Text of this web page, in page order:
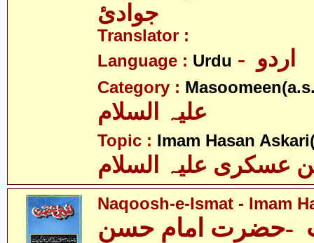
جوادئ
Translator :
Language : Urdu
Category :
Topic : Imam Hasan
عسکری علیہ السلام
Naqoosh-e-Ismat - Imam
-حضرت امام حسن